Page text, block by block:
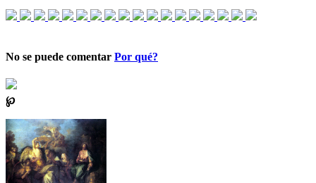
No se puede comentar Por qué?
℘